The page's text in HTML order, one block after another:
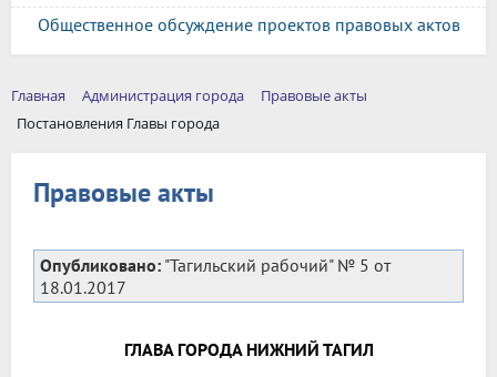
Общественное обсуждение проектов правовых актов
Главная Администрация города
Правовые акты
Постановления Главы города
Правовые акты
Опубликовано: "Тагильский рабочий" № 5 от
18.01.2017
ГЛАВА ГОРОДА НИЖНИЙ ТАГИЛ